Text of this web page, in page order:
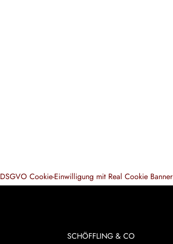
SCHÖFFLING & CO
DSGVO Cookie-Einwilligung mit Real Cookie Banner